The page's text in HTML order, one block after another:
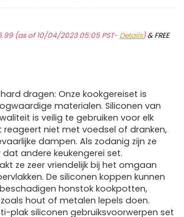
(as of 10/04/2023 05:05 PST- Details)&FREE
dragen: Onze kookgereiset is
materialen. Siliconen van
is veilig te gebruiken voor elk
reageert niet met voedsel of dranken,
dampen. Als zodanig zijn ze
andere keukengerei set.
ze zeer vriendelijk bij het omgaan
De siliconen koppen kunnen
honstok kookpotten,
hout of metalen lepels doen.
plak siliconen gebruiksvoorwerpen set